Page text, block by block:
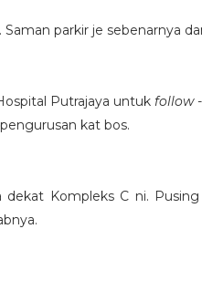
parkir je sebenarnya
Putrajaya untuk follow
kat bos.
Kompleks C ni.